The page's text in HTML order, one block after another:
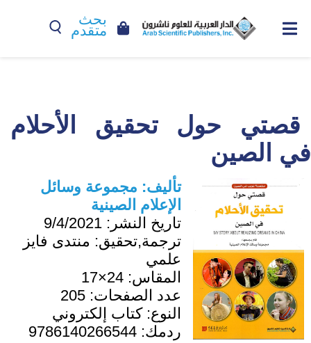
بحث
متقدم
قصتي حول تحقيق الأحلام
في الصين
تأليف: مجموعة وسائل
الإعلام الصينية
تاريخ النشر: 9/4/2021
ترجمة,تحقيق: منتدى فايز
علمي
المقاس: 24×17
عدد الصفحات: 205
النوع:كتاب إلكتروني
ردمك: 9786140266544